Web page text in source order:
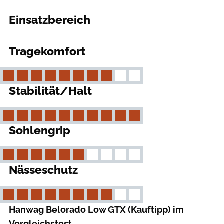
Einsatzbereich
Tragekomfort
Stabilität/Halt
Sohlengrip
Nässeschutz
Hanwag Belorado Low GTX (Kauftipp) im